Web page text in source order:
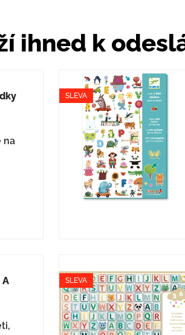
ihned k
na
SLEVA
A
SLEVA